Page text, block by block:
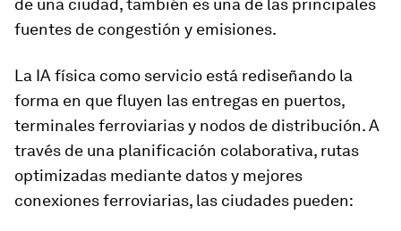
de una ciudad, también es una de las principales
fuentes de congestión y emisiones.
La IA física como servicio está rediseñando la
forma en que fluyen las entregas en puertos,
terminales ferroviarias y nodos de distribución. A
través de una planificación colaborativa, rutas
optimizadas mediante datos y mejores
conexiones ferroviarias, las ciudades pueden: